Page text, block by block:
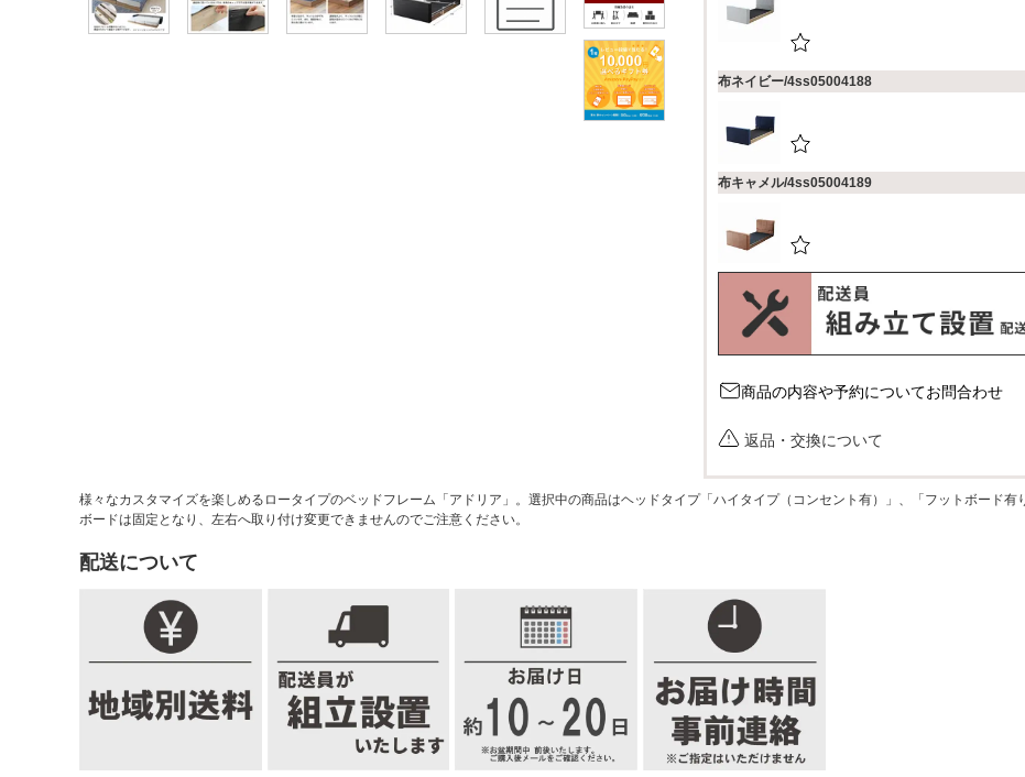
布ネイビー/4ss05004188
布キャメル/4ss05004189
PVCブラック/4ss05004190
商品の内容や予約についてお問合わせ
返品・交換について
様々なカスタマイズを楽しめるロータイプのベッドフレーム「アドリア」。選択中の商品はヘッドタイプ「ハイタイプ（コンセント有）」、「フットボード
ボードは固定となり、左右へ取り付け変更できませんのでご注意ください。
配送について